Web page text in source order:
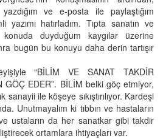
ve e-posta ile paylaştığım
yazımı hatırladım. Tıpta sanatın ve
duyduğum kaygılar üzerine
bugün bu konuyu daha derin tartışır
“BİLİM VE SANAT TAKDİR
GÖÇ EDER”. BİLİM belki göç etmiyor,
ile köşeye sıkıştırılıyor. Kardeşi
Unutmayalım ki tıbbın ve hastaların
ustaların da her sanatkar gibi takdir
ortamlara ihtiyaçları var.